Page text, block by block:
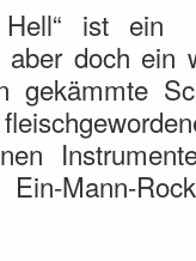
ist ein
doch ein
gekämmte
Mann-